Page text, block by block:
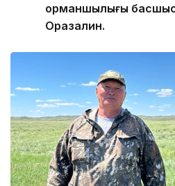
орманшылығы
Оразалин.